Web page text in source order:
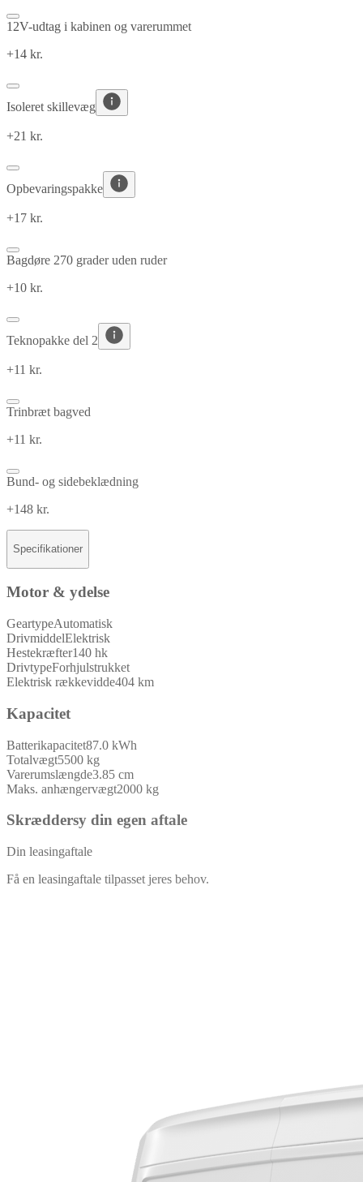
12V-udtag i kabinen og varerummet
+14 kr.
Isoleret skillevæg
+21 kr.
Opbevaringspakke
+17 kr.
Bagdøre 270 grader uden ruder
+10 kr.
Teknopakke del 2
+11 kr.
Trinbræt bagved
+11 kr.
Bund- og sidebeklædning
+148 kr.
Specifikationer
Motor & ydelse
GeartypeAutomatisk
DrivmiddelElektrisk
Hestekræfter140 hk
DrivtypeForhjulstrukket
Elektrisk rækkevidde404 km
Kapacitet
Batterikapacitet87.0 kWh
Totalvægt5500 kg
Varerumslængde3.85 cm
Maks. anhængervægt2000 kg
Skræddersy din egen aftale
Din leasingaftale
Få en leasingaftale tilpasset jeres behov.